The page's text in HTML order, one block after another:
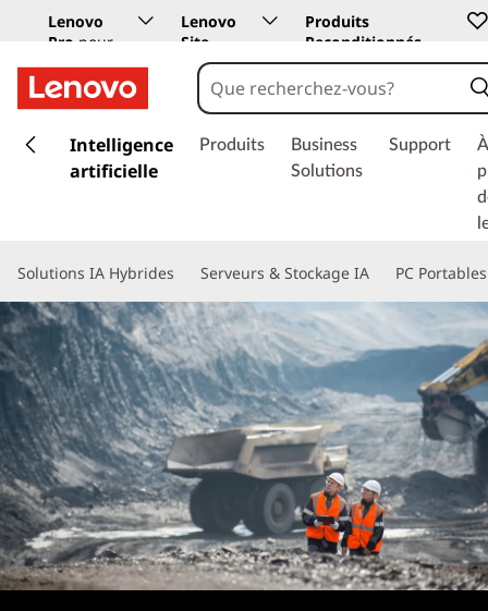
Lenovo
Pro pour
les
entreprises
Lenovo
Site
Education
Produits
Reconditionnés
a
a
c
o
n
t
e
n
u
p
r
i
n
c
Intelligence
artificielle
Produits
Business
Solutions
Support
À
Solutions IA Hybrides Serveurs & Stockage IA PC